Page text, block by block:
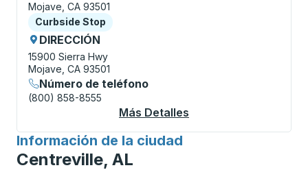
Mojave, CA 93501
Curbside Stop
Curbside Stop
DIRECCIÓN
15900 Sierra Hwy
Mojave, CA 93501
Número de teléfono
(800) 858-8555
Más Detalles
Información de la ciudad
para
Centreville, AL